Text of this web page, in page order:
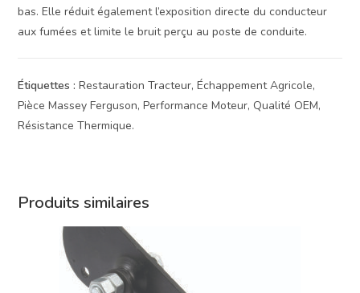
bas. Elle réduit également l’exposition directe du conducteur
aux fumées et limite le bruit perçu au poste de conduite.
Étiquettes : Restauration Tracteur, Échappement Agricole,
Pièce Massey Ferguson, Performance Moteur, Qualité OEM,
Résistance Thermique.
Produits similaires